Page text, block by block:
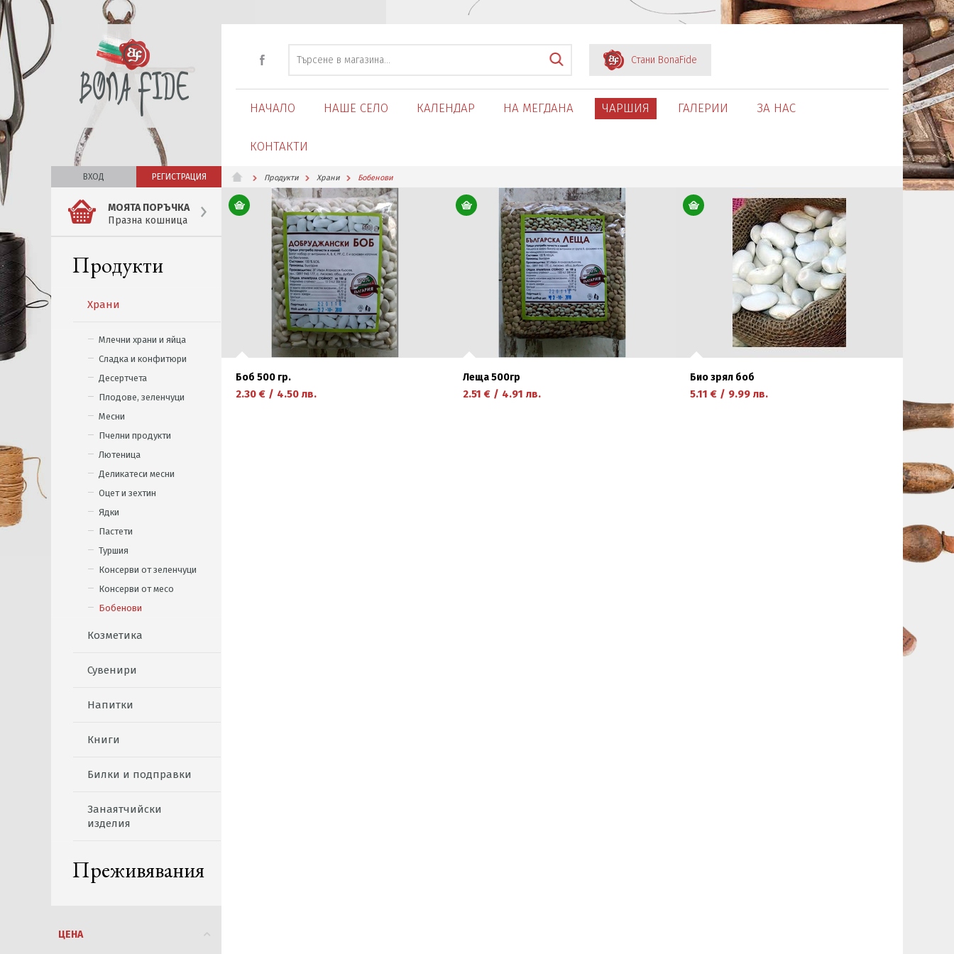
Стани BonaFide
НАЧАЛО НАШЕ СЕЛО КАЛЕНДАР НА МЕГДАНА ЧАРШИЯ ГАЛЕРИИ ЗА НАС
КОНТАКТИ
ВХОД РЕГИСТРАЦИЯ
МОЯТА ПОРЪЧКА
Празна кошница
Продукти
Храни
Млечни храни и яйца
Сладка и конфитюри
Десертчета
Плодове, зеленчуци
Месни
Пчелни продукти
Лютеница
Деликатеси месни
Оцет и зехтин
Ядки
Пастети
Туршия
Консерви от зеленчуци
Консерви от месо
Бобенови
Козметика
Сувенири
Напитки
Книги
Билки и подправки
Занаятчийски
изделия
Преживявания
ЦЕНА
Продукти Храни Бобенови
Боб 500 гр.
2.30 € / 4.50 лв.
Леща 500гр
2.51 € / 4.91 лв.
Био зрял боб
5.11 € / 9.99 лв.